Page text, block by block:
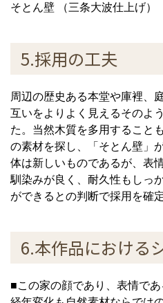
そとん壁 （三条大波仕上げ）
5.採用の工夫
周辺の歴史ある本堂や庫裡、
互いをよりよく見えるそのよ
た。当然木質を多用すること
の素材を探し、「そとん壁」
体は新しいものであるが、表
馴染みが良く、耐久性もしっ
ができるとの判断で採用を確定
6.本作品における
■この家の顔であり、表情であ